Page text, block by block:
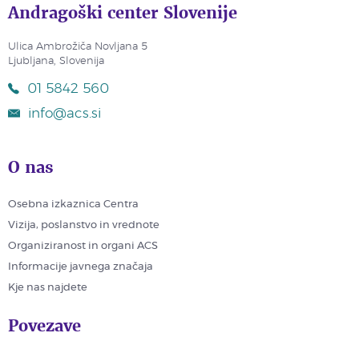
Andragoški center Slovenije
Ulica Ambrožiča Novljana 5
Ljubljana, Slovenija
01 5842 560
info@acs.si
O nas
Osebna izkaznica Centra
Vizija, poslanstvo in vrednote
Organiziranost in organi ACS
Informacije javnega značaja
Kje nas najdete
Povezave